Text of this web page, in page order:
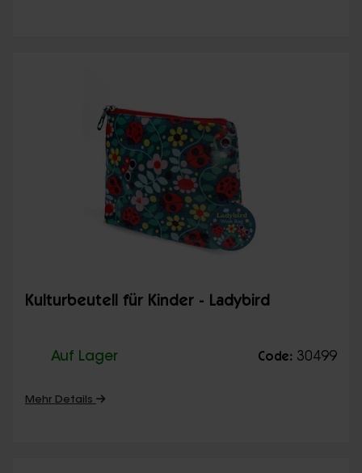
Kulturbeutell für Kinder - Ladybird
Auf Lager Code: 30499
Mehr Details